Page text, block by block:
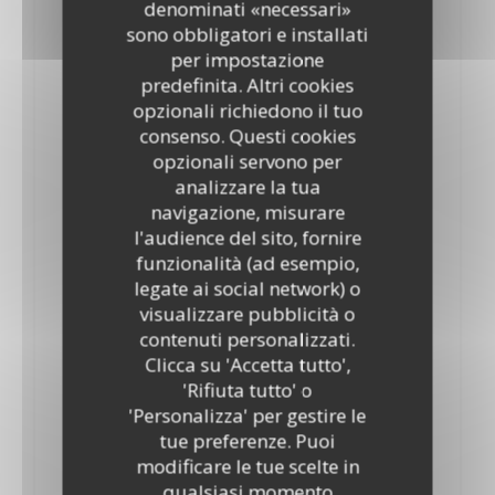
denominati «necessari»
sono obbligatori e installati
per impostazione
predefinita. Altri cookies
opzionali richiedono il tuo
consenso. Questi cookies
opzionali servono per
analizzare la tua
navigazione, misurare
l'audience del sito, fornire
funzionalità (ad esempio,
legate ai social network) o
visualizzare pubblicità o
contenuti personalizzati.
Clicca su 'Accetta tutto',
'Rifiuta tutto' o
'Personalizza' per gestire le
tue preferenze. Puoi
modificare le tue scelte in
10,10 EUR
Au vrai chocolat chaud et crème chantilly « maison »
Assortiment de Sorbets de saison
9,90 EUR
Les Profiteroles au vrai chocolat chaud
10,10 EUR
Glace vanille, et crème chantilly « maison »
Colonel Sorbet Citron & Vodka
10,40 EUR
L’Assiette de trois fromages
9,10 EUR
Café Gourmand
10,40 EUR